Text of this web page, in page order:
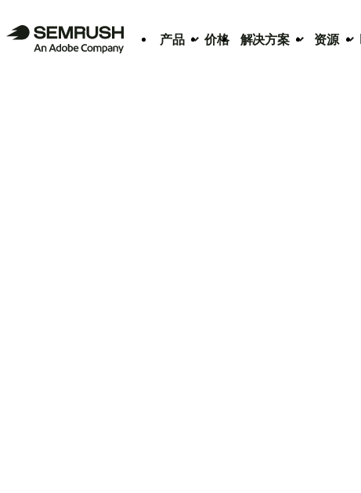
产品 价格 解决方案 资源